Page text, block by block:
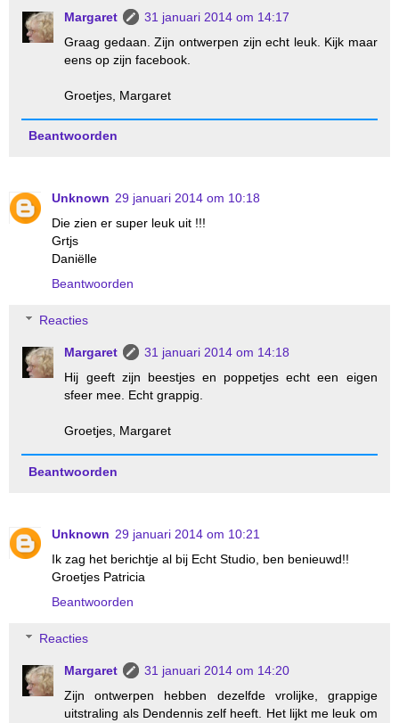
Margaret
31 januari 2014 om 14:17
Graag gedaan. Zijn ontwerpen zijn echt leuk. Kijk maar
eens op zijn facebook.
Groetjes, Margaret
Beantwoorden
Unknown 29 januari 2014 om 10:18
Die zien er super leuk uit !!!
Grtjs
Daniëlle
Beantwoorden
Reacties
Margaret
31 januari 2014 om 14:18
Hij geeft zijn beestjes en poppetjes echt een eigen
sfeer mee. Echt grappig.
Groetjes, Margaret
Beantwoorden
Unknown 29 januari 2014 om 10:21
Ik zag het berichtje al bij Echt Studio, ben benieuwd!!
Groetjes Patricia
Beantwoorden
Reacties
Margaret
31 januari 2014 om 14:20
Zijn ontwerpen hebben dezelfde vrolijke, grappige
uitstraling als Dendennis zelf heeft. Het lijkt me leuk om